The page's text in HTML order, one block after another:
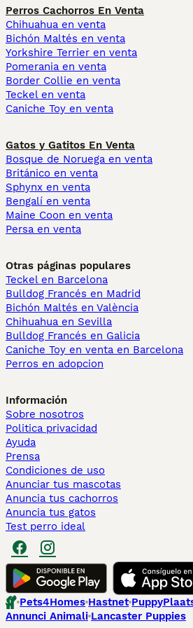
Perros Cachorros En Venta
Chihuahua en venta
Bichón Maltés en venta
Yorkshire Terrier en venta
Pomerania en venta
Border Collie en venta
Teckel en venta
Caniche Toy en venta
Gatos y Gatitos En Venta
Bosque de Noruega en venta
Británico en venta
Sphynx en venta
Bengalí en venta
Maine Coon en venta
Persa en venta
Otras páginas populares
Teckel en Barcelona
Bulldog Francés en Madrid
Bichón Maltés en València
Chihuahua en Sevilla
Bulldog Francés en Galicia
Caniche Toy en venta en Barcelona
Perros en adopcion
Información
Sobre nosotros
Politica privacidad
Ayuda
Prensa
Condiciones de uso
Anunciar tus mascotas
Anuncia tus cachorros
Anuncia tus gatos
Test perro ideal
Pets4Homes Hastnet
Annunci Animali Lancaster Puppies